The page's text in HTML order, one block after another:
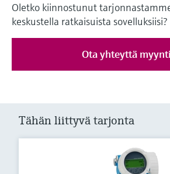
Oletko kiinnostunut
keskustella ratkaisuista sovelluksiisi?
Ota yhteyttä
Tähän liittyvä tarjonta